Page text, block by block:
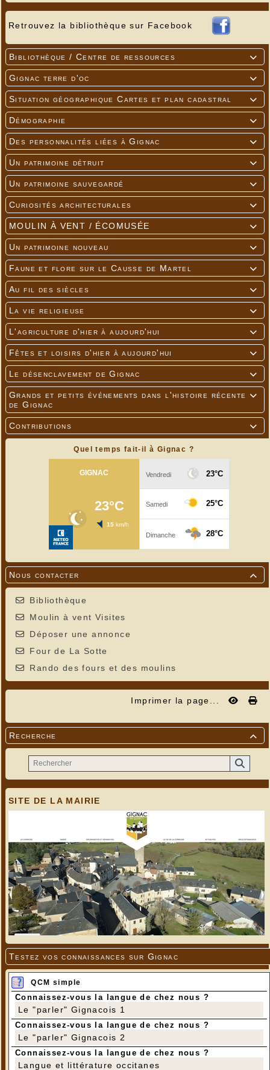
Retrouvez la bibliothèque sur Facebook

Bibliothèque / Centre de ressources

Gignac terre d'oc

Situation géographique Cartes et plan cadastral

Démographie

Des personnalités liées à Gignac

Un patrimoine détruit

Un patrimoine sauvegardé

Curiosités architecturales

MOULIN À VENT / ÉCOMUSÉE

Un patrimoine nouveau

Faune et flore sur le Causse de Martel

Au fil des siècles

La vie religieuse

L'agriculture d'hier à aujourd'hui

Fêtes et loisirs d'hier à aujourd'hui

Le désenclavement de Gignac

Grands et petits événements dans l'histoire récente
de Gignac

Contributions
Quel temps fait-il à Gignac ?

Nous contacter
Bibliothèque
Moulin à vent Visites
Déposer une annonce
Four de La Sotte
Rando des fours et des moulins
Imprimer la page...

Recherche
SITE DE LA MAIRIE
Testez vos connaissances sur Gignac
QCM simple
Connaissez-vous la langue de chez nous ?
Le "parler" Gignacois 1
Connaissez-vous la langue de chez nous ?
Le "parler" Gignacois 2
Connaissez-vous la langue de chez nous ?
Langue et littérature occitanes